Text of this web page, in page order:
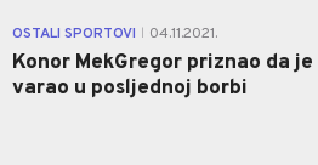
OSTALI SPORTOVI 04.11.2021.
Konor MekGregor priznao da je
varao u posljednoj borbi